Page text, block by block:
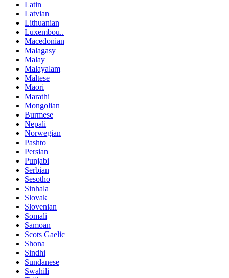
Latin
Latvian
Lithuanian
Luxembou..
Macedonian
Malagasy
Malay
Malayalam
Maltese
Maori
Marathi
Mongolian
Burmese
Nepali
Norwegian
Pashto
Persian
Punjabi
Serbian
Sesotho
Sinhala
Slovak
Slovenian
Somali
Samoan
Scots Gaelic
Shona
Sindhi
Sundanese
Swahili